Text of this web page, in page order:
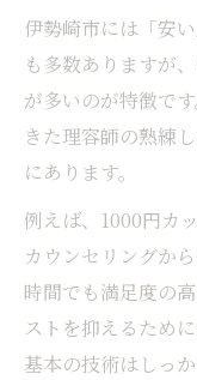
伊勢崎市には「安
も多数ありますが
が多いのが特徴で
きた理容師の熟練
にあります。
例えば、1000円カ
カウンセリングか
時間でも満足度の
ストを抑えるため
基本の技術はしっ